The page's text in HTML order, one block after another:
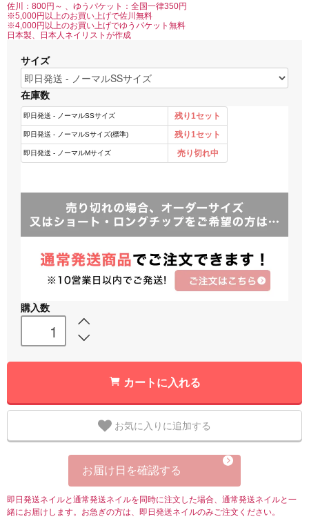
佐川：800円～ 、ゆうパケット：全国一律350円
※5,000円以上のお買い上げで佐川無料
※4,000円以上のお買い上げでゆうパケット無料
日本製、日本人ネイリストが作成
サイズ
在庫数
購入数
カートに入れる
お気に入りに追加する
お届け日を確認する
即日発送ネイルと通常発送ネイルを同時に注文した場合、通常発送ネイルと一
緒にお届けします。お急ぎの方は、即日発送ネイルのみご注文ください。